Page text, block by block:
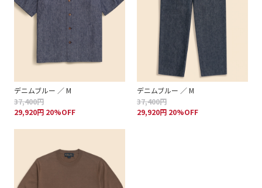
デニムブルー ／ M
37,400円
29,920円 20%OFF
デニムブルー ／ M
37,400円
29,920円 20%OFF